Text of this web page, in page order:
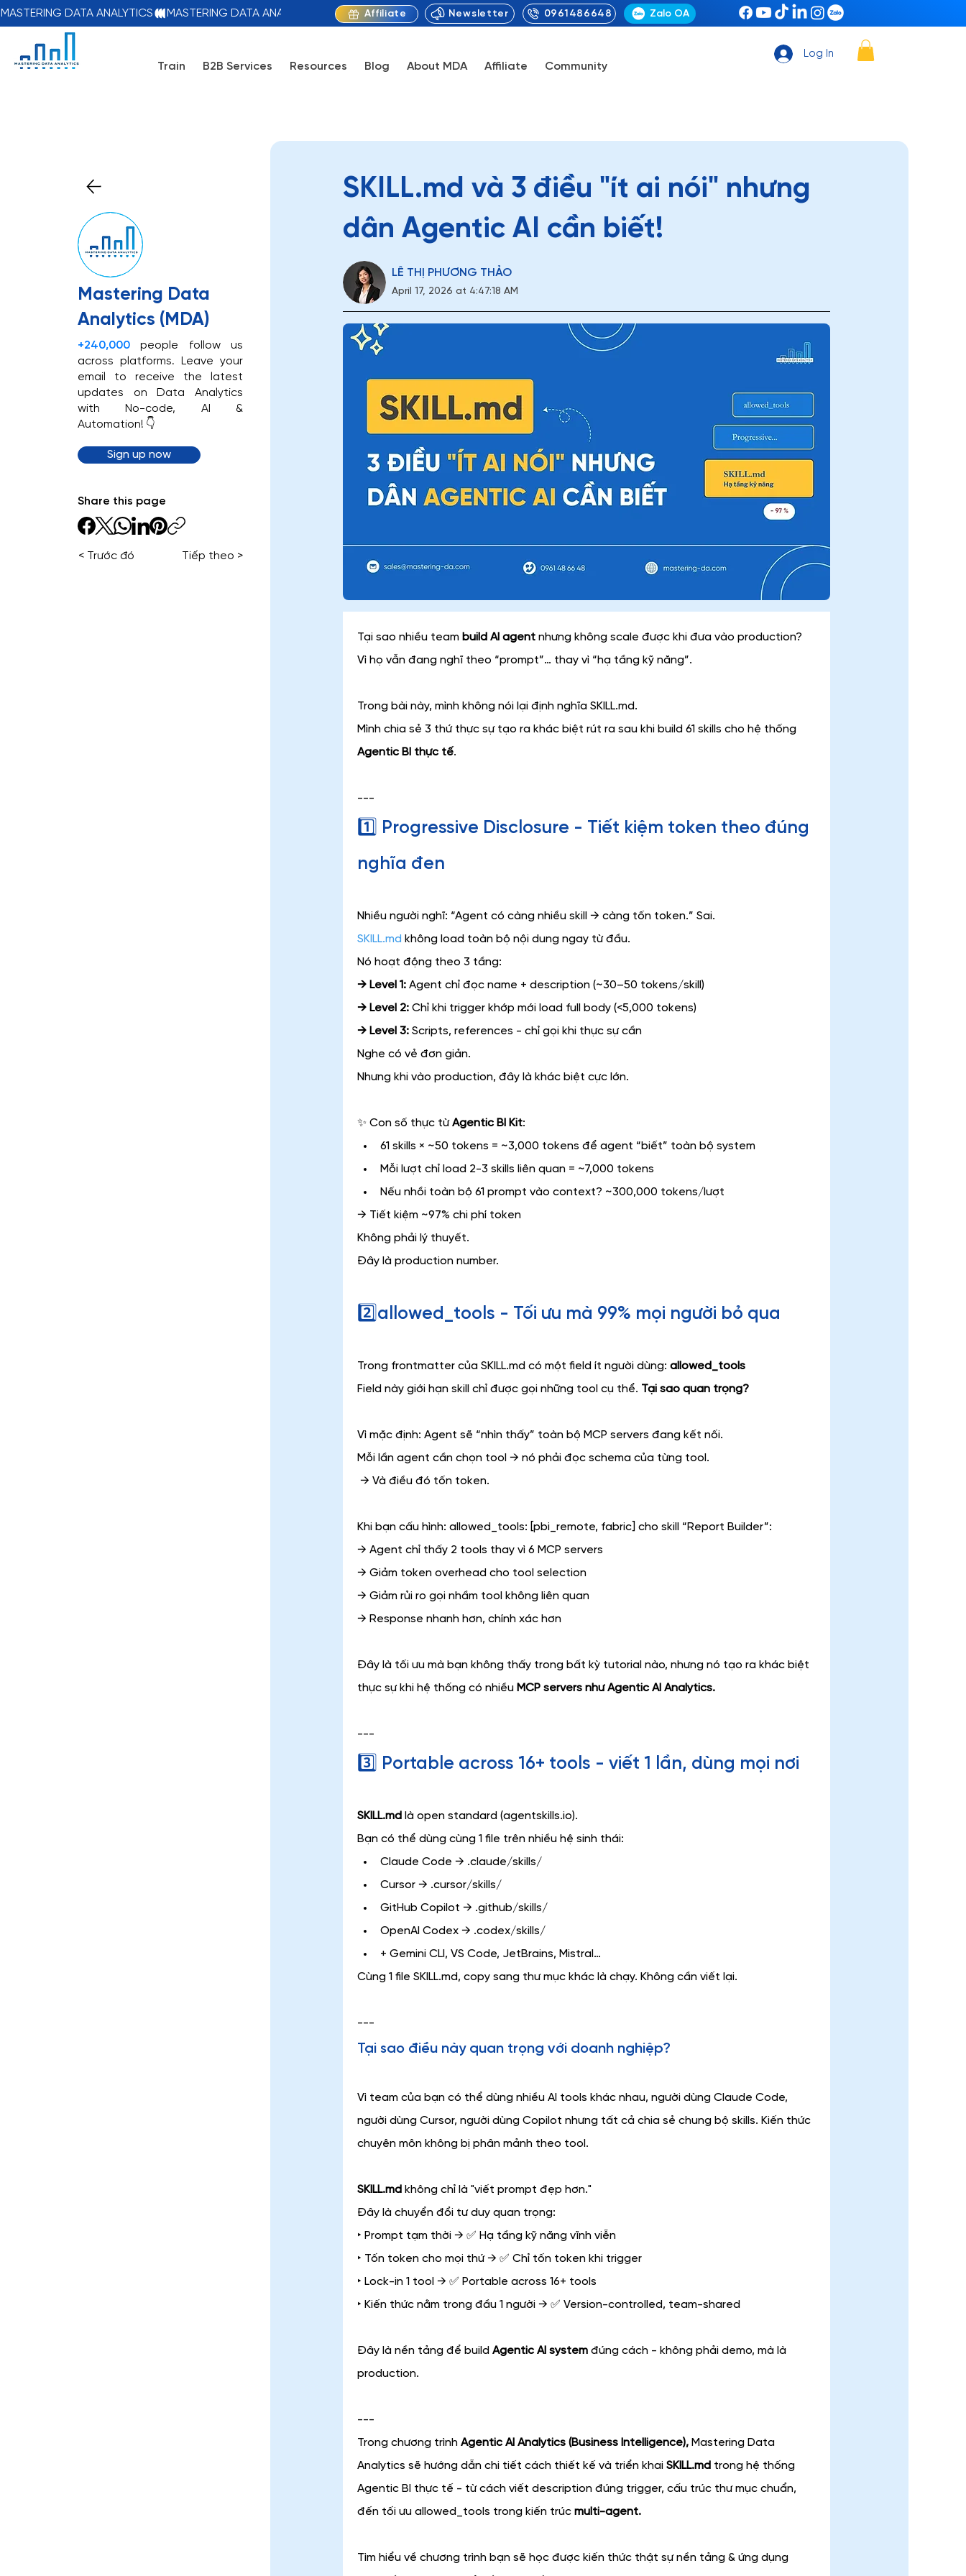
MASTERING DATA ANALYTICS Affiliate Newsletter 0961486648 Zalo OA
Log In
Train B2B Services Resources Blog About MDA Affiliate Community
Mastering Data
Analytics (MDA)
+240,000 people follow us
across platforms. Leave your
email to receive the latest
updates on Data Analytics
with No-code, AI &
Automation! 👇
Sign up now
Share this page
< Trước đó Tiếp theo >
SKILL.md và 3 điều "ít ai nói" nhưng
dân Agentic AI cần biết!
LÊ THỊ PHƯƠNG THẢO
April 17, 2026 at 4:47:18 AM
Tại sao nhiều team build AI agent nhưng không scale được khi đưa vào production?
Vì họ vẫn đang nghĩ theo “prompt”… thay vì “hạ tầng kỹ năng”.
Trong bài này, mình không nói lại định nghĩa SKILL.md.
Mình chia sẻ 3 thứ thực sự tạo ra khác biệt rút ra sau khi build 61 skills cho hệ thống
Agentic BI thực tế.
---
1️⃣ Progressive Disclosure - Tiết kiệm token theo đúng
nghĩa đen
Nhiều người nghĩ: “Agent có càng nhiều skill → càng tốn token.” Sai.
SKILL.md không load toàn bộ nội dung ngay từ đầu.
Nó hoạt động theo 3 tầng:
→ Level 1: Agent chỉ đọc name + description (~30–50 tokens/skill)
→ Level 2: Chỉ khi trigger khớp mới load full body (<5,000 tokens)
→ Level 3: Scripts, references - chỉ gọi khi thực sự cần
Nghe có vẻ đơn giản.
Nhưng khi vào production, đây là khác biệt cực lớn.
✨ Con số thực từ Agentic BI Kit:
61 skills × ~50 tokens = ~3,000 tokens để agent “biết” toàn bộ system
Mỗi lượt chỉ load 2-3 skills liên quan = ~7,000 tokens
Nếu nhồi toàn bộ 61 prompt vào context? ~300,000 tokens/lượt
→ Tiết kiệm ~97% chi phí token
Không phải lý thuyết.
Đây là production number.
2️⃣allowed_tools - Tối ưu mà 99% mọi người bỏ qua
Trong frontmatter của SKILL.md có một field ít người dùng: allowed_tools
Field này giới hạn skill chỉ được gọi những tool cụ thể. Tại sao quan trọng?
Vì mặc định: Agent sẽ “nhìn thấy” toàn bộ MCP servers đang kết nối.
Mỗi lần agent cần chọn tool → nó phải đọc schema của từng tool.
→ Và điều đó tốn token.
Khi bạn cấu hình: allowed_tools: [pbi_remote, fabric] cho skill “Report Builder”:
→ Agent chỉ thấy 2 tools thay vì 6 MCP servers
→ Giảm token overhead cho tool selection
→ Giảm rủi ro gọi nhầm tool không liên quan
→ Response nhanh hơn, chính xác hơn
Đây là tối ưu mà bạn không thấy trong bất kỳ tutorial nào, nhưng nó tạo ra khác biệt
thực sự khi hệ thống có nhiều MCP servers như Agentic AI Analytics.
---
3️⃣ Portable across 16+ tools - viết 1 lần, dùng mọi nơi
SKILL.md là open standard (agentskills.io).
Bạn có thể dùng cùng 1 file trên nhiều hệ sinh thái:
Claude Code → .claude/skills/
Cursor → .cursor/skills/
GitHub Copilot → .github/skills/
OpenAI Codex → .codex/skills/
+ Gemini CLI, VS Code, JetBrains, Mistral…
Cùng 1 file SKILL.md, copy sang thư mục khác là chạy. Không cần viết lại.
---
Tại sao điều này quan trọng với doanh nghiệp?
Vì team của bạn có thể dùng nhiều AI tools khác nhau, người dùng Claude Code,
người dùng Cursor, người dùng Copilot nhưng tất cả chia sẻ chung bộ skills. Kiến thức
chuyên môn không bị phân mảnh theo tool.
SKILL.md không chỉ là "viết prompt đẹp hơn."
Đây là chuyển đổi tư duy quan trọng:
‣ Prompt tạm thời → ✅ Hạ tầng kỹ năng vĩnh viễn
‣ Tốn token cho mọi thứ → ✅ Chỉ tốn token khi trigger
‣ Lock-in 1 tool → ✅ Portable across 16+ tools
‣ Kiến thức nằm trong đầu 1 người → ✅ Version-controlled, team-shared
Đây là nền tảng để build Agentic AI system đúng cách - không phải demo, mà là
production.
---
Trong chương trình Agentic AI Analytics (Business Intelligence), Mastering Data
Analytics sẽ hướng dẫn chi tiết cách thiết kế và triển khai SKILL.md trong hệ thống
Agentic BI thực tế - từ cách viết description đúng trigger, cấu trúc thư mục chuẩn,
đến tối ưu allowed_tools trong kiến trúc multi-agent.
Tìm hiểu về chương trình bạn sẽ học được kiến thức thật sự nền tảng & ứng dụng